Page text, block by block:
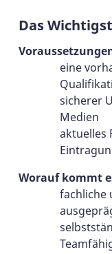
Das
eine
sicherer
Medien
aktuelles
Worauf kommt
fachliche